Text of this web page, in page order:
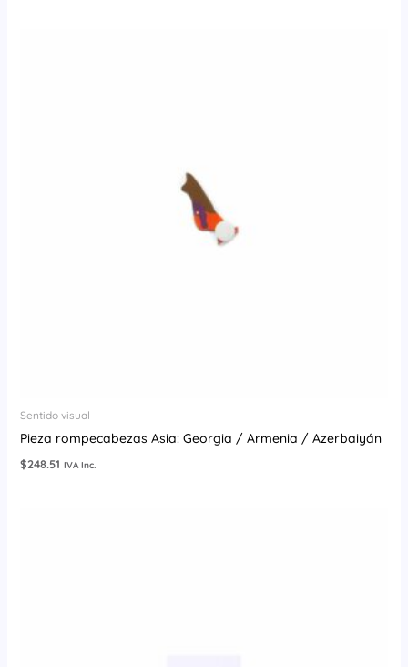
Sentido visual
Pieza rompecabezas Asia: Georgia / Armenia / Azerbaiyán
$248.51 IVA Inc.